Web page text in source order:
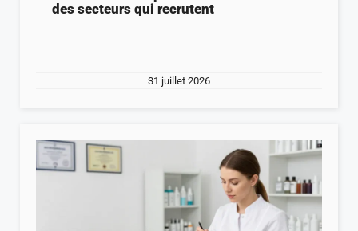
des secteurs qui recrutent
31 juillet 2026